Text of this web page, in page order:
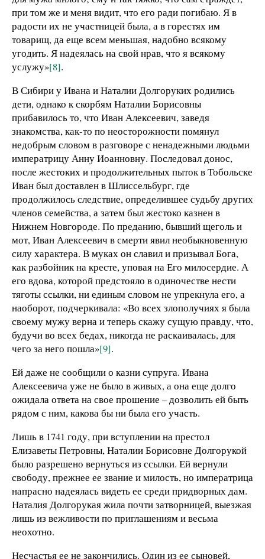
при том же и меня видит, что его ради погибаю. Я в
радости их не участницей была, а в горестях им
товарищ, да еще всем меньшая, надобно всякому
угодить. Я надеялась на свой нрав, что я всякому
услужу»[8].
В Сибири у Ивана и Наталии Долгоруких родились
дети, однако к скорбям Наталии Борисовны
прибавилось то, что Иван Алексеевич, заведя
знакомства, как-то по неосторожности помянул
недобрым словом в разговоре с ненадежными людьми
императрицу Анну Иоанновну. Последовал донос,
после жестоких и продолжительных пыток в Тобольске
Иван был доставлен в Шлиссельбург, где
продолжилось следствие, определившее судьбу других
членов семейства, а затем был жестоко казнен в
Нижнем Новгороде. По преданию, бывший щеголь и
мот, Иван Алексеевич в смерти явил необыкновенную
силу характера. В муках он славил и призывал Бога,
как разбойник на кресте, уповая на Его милосердие. А
его вдова, которой предстояло в одиночестве нести
тяготы ссылки, ни единым словом не упрекнула его, а
наоборот, подчеркивала: «Во всех злополучиях я была
своему мужу верна и теперь скажу сущую правду, что,
будучи во всех бедах, никогда не раскаивалась, для
чего за него пошла»[9].
Ей даже не сообщили о казни супруга. Ивана
Алексеевича уже не было в живых, а она еще долго
ожидала ответа на свое прошение – дозволить ей быть
рядом с ним, какова бы ни была его участь.
Лишь в 1741 году, при вступлении на престол
Елизаветы Петровны, Наталии Борисовне Долгорукой
было разрешено вернуться из ссылки. Ей вернули
свободу, прежнее ее звание и милость, но императрица
напрасно надеялась видеть ее среди придворных дам.
Наталия Долгорукая жила почти затворницей, выезжая
лишь из вежливости по приглашениям и весьма
неохотно.
Несчастья ее не закончились. Один из ее сыновей,